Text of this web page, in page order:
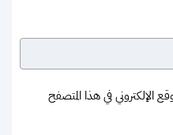
الإلكتروني في هذا المتصفح